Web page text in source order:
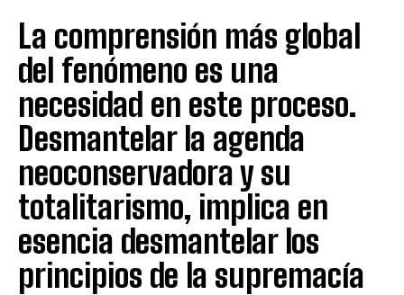
La comprensión más global
del fenómeno es una
necesidad en este proceso.
Desmantelar la agenda
neoconservadora y su
totalitarismo, implica en
esencia desmantelar los
principios de la supremacía